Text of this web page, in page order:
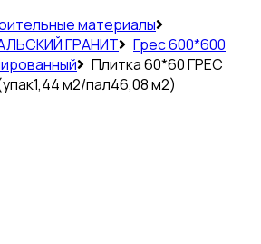
материалы
ГРАНИТ
Грес 600*600
Плитка 60*60 ГРЕС
м2/пал46,08 м2)